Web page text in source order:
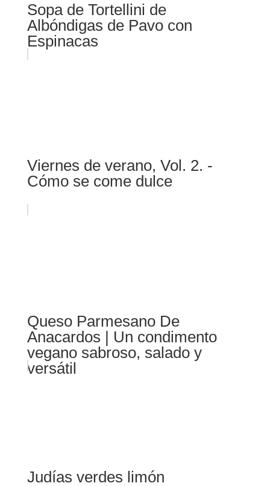
Sopa de Tortellini de
Albóndigas de Pavo con
Espinacas
Viernes de verano, Vol. 2. -
Cómo se come dulce
Queso Parmesano De
Anacardos | Un condimento
vegano sabroso, salado y
versátil
Judías verdes limón